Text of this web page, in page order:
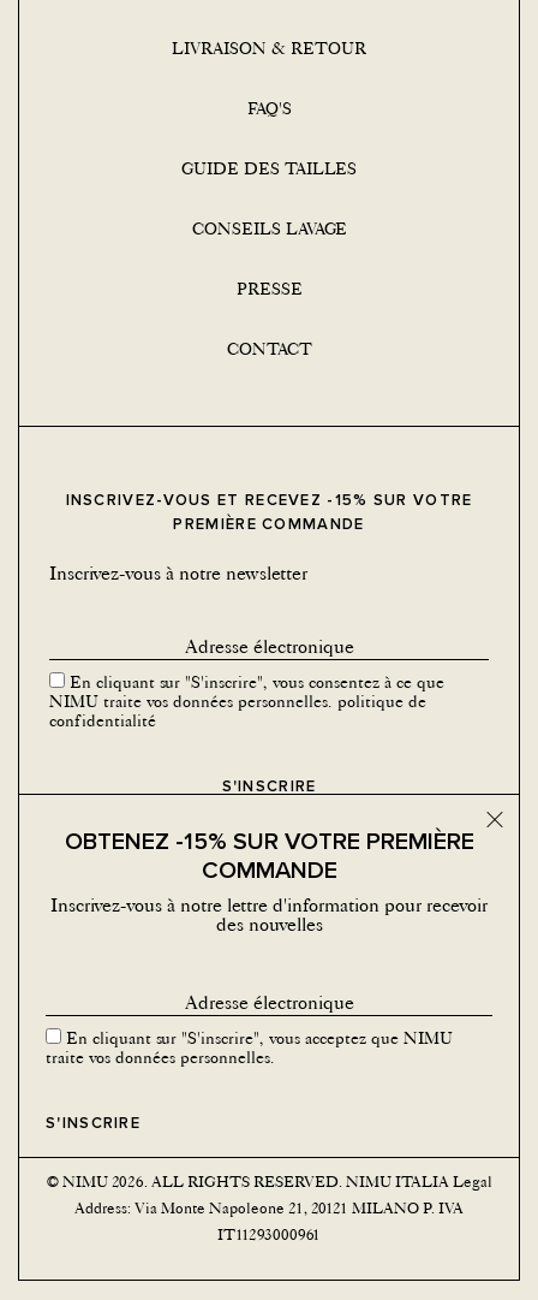
OBTENEZ -15% SUR VOTRE PREMIÈRE
COMMANDE
Inscrivez-vous à notre lettre d'information pour recevoir
des nouvelles
En cliquant sur "S'inscrire", vous acceptez que NIMU
traite vos données personnelles.
LIVRAISON & RETOUR
FAQ'S
GUIDE DES TAILLES
CONSEILS LAVAGE
PRESSE
CONTACT
INSCRIVEZ-VOUS ET RECEVEZ -15% SUR VOTRE
PREMIÈRE COMMANDE
Inscrivez-vous à notre newsletter
En cliquant sur "S'inscrire", vous consentez à ce que
NIMU traite vos données personnelles. politique de
confidentialité
Facebook Instagram
© NIMU 2026. ALL RIGHTS RESERVED. NIMU ITALIA Legal
Address: Via Monte Napoleone 21, 20121 MILANO P. IVA
IT11293000961